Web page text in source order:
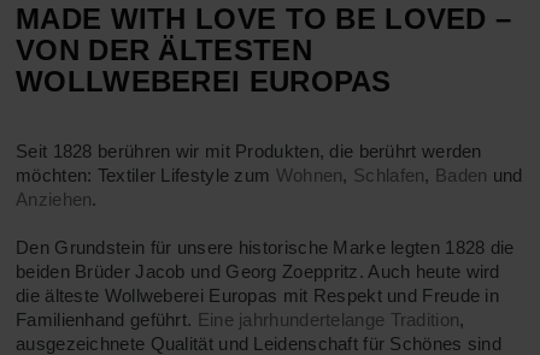
MADE WITH LOVE TO BE LOVED –
VON DER ÄLTESTEN
WOLLWEBEREI EUROPAS
Seit 1828 berühren wir mit Produkten, die berührt werden
möchten: Textiler Lifestyle zum Wohnen, Schlafen, Baden und
Anziehen.
Den Grundstein für unsere historische Marke legten 1828 die
beiden Brüder Jacob und Georg Zoeppritz. Auch heute wird
die älteste Wollweberei Europas mit Respekt und Freude in
Familienhand geführt. Eine jahrhundertelange Tradition,
ausgezeichnete Qualität und Leidenschaft für Schönes sind